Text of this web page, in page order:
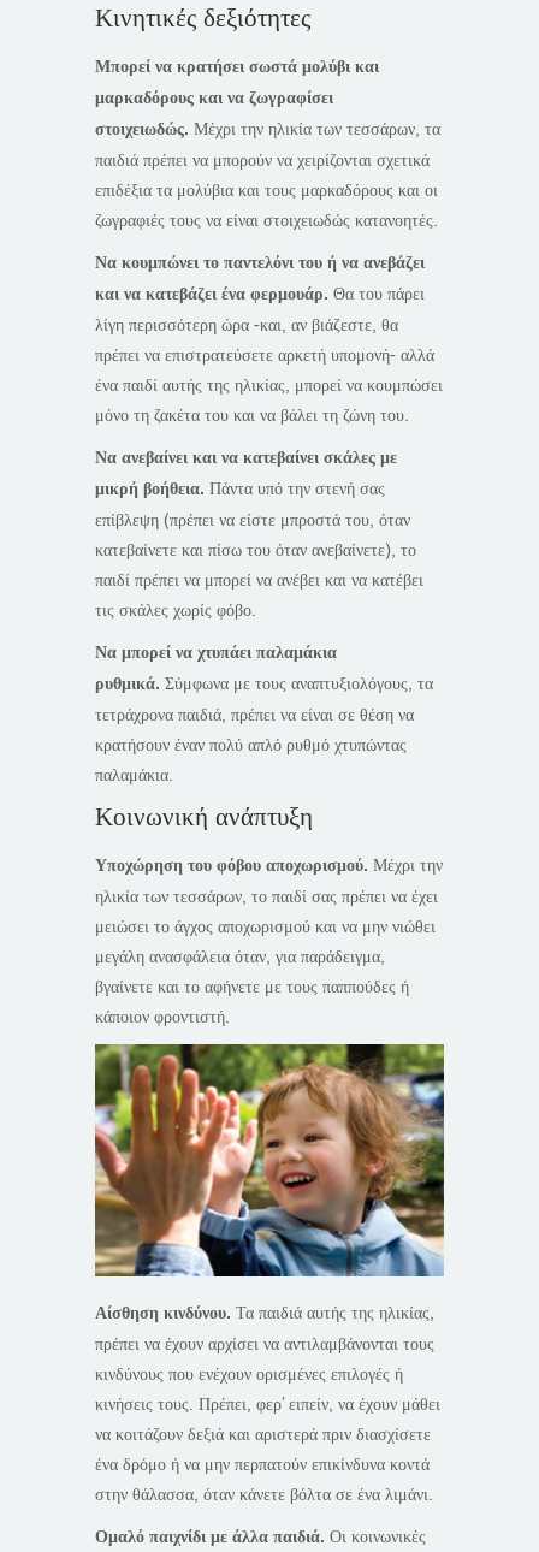
Κινητικές δεξιότητες
Μπορεί να κρατήσει σωστά μολύβι και
μαρκαδόρους και να ζωγραφίσει
στοιχειωδώς. Μέχρι την ηλικία των τεσσάρων, τα
παιδιά πρέπει να μπορούν να χειρίζονται σχετικά
επιδέξια τα μολύβια και τους μαρκαδόρους και οι
ζωγραφιές τους να είναι στοιχειωδώς κατανοητές.
Να κουμπώνει το παντελόνι του ή να ανεβάζει
και να κατεβάζει ένα φερμουάρ. Θα του πάρει
λίγη περισσότερη ώρα -και, αν βιάζεστε, θα
πρέπει να επιστρατεύσετε αρκετή υπομονή- αλλά
ένα παιδί αυτής της ηλικίας, μπορεί να κουμπώσει
μόνο τη ζακέτα του και να βάλει τη ζώνη του.
Να ανεβαίνει και να κατεβαίνει σκάλες με
μικρή βοήθεια. Πάντα υπό την στενή σας
επίβλεψη (πρέπει να είστε μπροστά του, όταν
κατεβαίνετε και πίσω του όταν ανεβαίνετε), το
παιδί πρέπει να μπορεί να ανέβει και να κατέβει
τις σκάλες χωρίς φόβο.
Να μπορεί να χτυπάει παλαμάκια
ρυθμικά. Σύμφωνα με τους αναπτυξιολόγους, τα
τετράχρονα παιδιά, πρέπει να είναι σε θέση να
κρατήσουν έναν πολύ απλό ρυθμό χτυπώντας
παλαμάκια.
Κοινωνική ανάπτυξη
Υποχώρηση του φόβου αποχωρισμού. Μέχρι την
ηλικία των τεσσάρων, το παιδί σας πρέπει να έχει
μειώσει το άγχος αποχωρισμού και να μην νιώθει
μεγάλη ανασφάλεια όταν, για παράδειγμα,
βγαίνετε και το αφήνετε με τους παππούδες ή
κάποιον φροντιστή.
Αίσθηση κινδύνου. Τα παιδιά αυτής της ηλικίας,
πρέπει να έχουν αρχίσει να αντιλαμβάνονται τους
κινδύνους που ενέχουν ορισμένες επιλογές ή
κινήσεις τους. Πρέπει, φερ’ ειπείν, να έχουν μάθει
να κοιτάζουν δεξιά και αριστερά πριν διασχίσετε
ένα δρόμο ή να μην περπατούν επικίνδυνα κοντά
στην θάλασσα, όταν κάνετε βόλτα σε ένα λιμάνι.
Ομαλό παιχνίδι με άλλα παιδιά. Οι κοινωνικές